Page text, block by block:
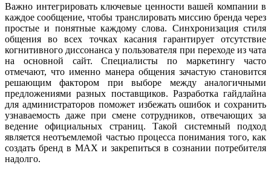
Важно интегрировать ключевые ценности вашей компании в
каждое сообщение, чтобы транслировать миссию бренда через
простые и понятные каждому слова. Синхронизация стиля
общения во всех точках касания гарантирует отсутствие
когнитивного диссонанса у пользователя при переходе из чата
на основной сайт. Специалисты по маркетингу часто
отмечают, что именно манера общения зачастую становится
решающим фактором при выборе между аналогичными
предложениями разных поставщиков. Разработка гайдлайна
для администраторов поможет избежать ошибок и сохранить
узнаваемость даже при смене сотрудников, отвечающих за
ведение официальных страниц. Такой системный подход
является неотъемлемой частью процесса понимания того, как
создать бренд в MAX и закрепиться в сознании потребителя
надолго.